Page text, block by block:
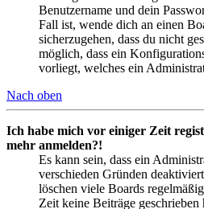
Benutzername und dein
Fall ist, wende dich an einen
sicherzugehen, dass du nicht
möglich, dass ein
vorliegt, welches ein
Nach oben
Ich habe mich vor einiger Zeit
mehr anmelden?!
Es kann sein, dass ein
verschieden Gründen
löschen viele Boards
Zeit keine Beiträge geschrieben